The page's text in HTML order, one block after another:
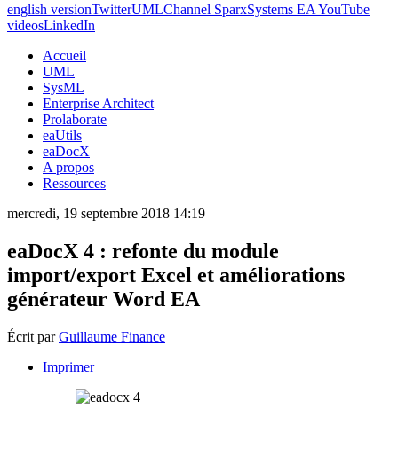
english versionTwitterUMLChannel SparxSystems EA YouTube
videosLinkedIn
Accueil
UML
SysML
Enterprise Architect
Prolaborate
eaUtils
eaDocX
A propos
Ressources
mercredi, 19 septembre 2018 14:19
eaDocX 4 : refonte du module
import/export Excel et améliorations
générateur Word EA
Écrit parGuillaume Finance
Imprimer